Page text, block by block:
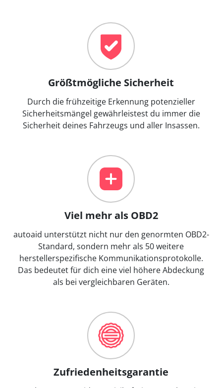
Größtmögliche Sicherheit
Durch die frühzeitige Erkennung potenzieller
Sicherheitsmängel gewährleistest du immer die
Sicherheit deines Fahrzeugs und aller Insassen.
Viel mehr als OBD2
autoaid unterstützt nicht nur den genormten OBD2-
Standard, sondern mehr als 50 weitere
herstellerspezifische Kommunikationsprotokolle.
Das bedeutet für dich eine viel höhere Abdeckung
als bei vergleichbaren Geräten.
Zufriedenheitsgarantie